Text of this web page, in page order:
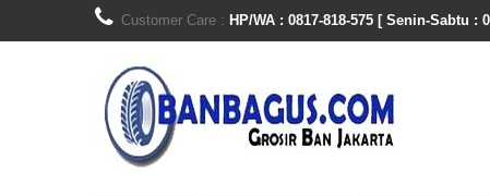
Customer Care : HP/WA : 0817-818-575 [ Senin-Sabtu :